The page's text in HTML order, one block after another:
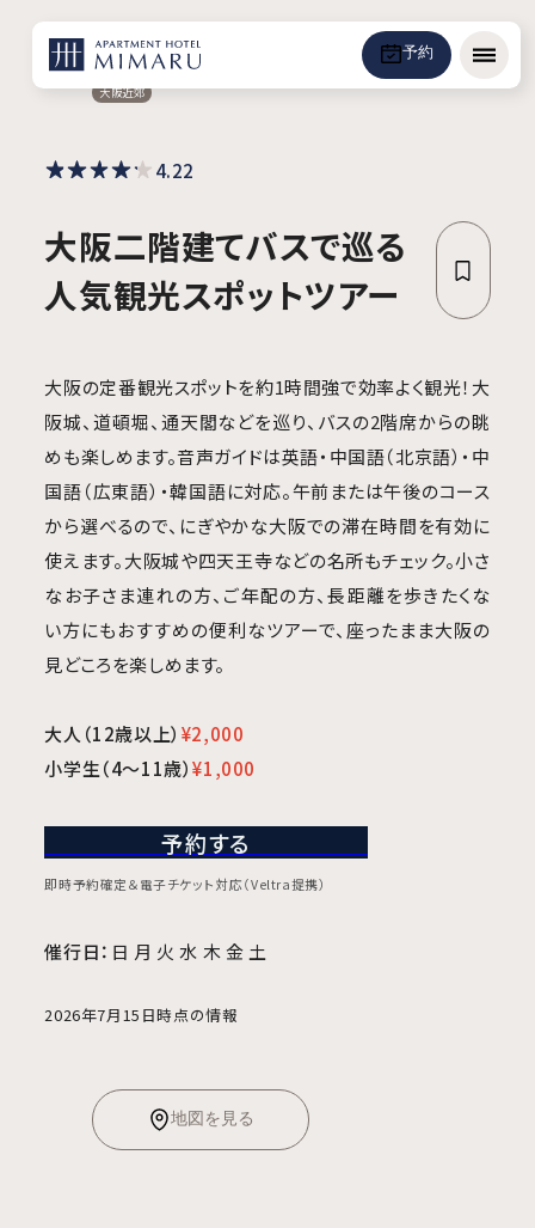
メニュ
予約
大阪二階建てバスで巡る
人気観光スポットツアー
大阪の定番観光スポットを約1時間強で効率よく観光！大
阪城、道頓堀、通天閣などを巡り、バスの2階席からの眺
めも楽しめます。音声ガイドは英語・中国語（北京語）・中
国語（広東語）・韓国語に対応。午前または午後のコース
から選べるので、にぎやかな大阪での滞在時間を有効に
使えます。大阪城や四天王寺などの名所もチェック。小さ
なお子さま連れの方、ご年配の方、長距離を歩きたくな
い方にもおすすめの便利なツアーで、座ったまま大阪の
見どころを楽しめます。
大人（12歳以上） ¥2,000
小学生（4～11歳）¥1,000
予約する
即時予約確定＆電子チケット対応（Veltra提携）
催行日： 日 月 火 水 木 金 土
2026年7月15日時点の情報
大阪近郊
4.22
地図を見る